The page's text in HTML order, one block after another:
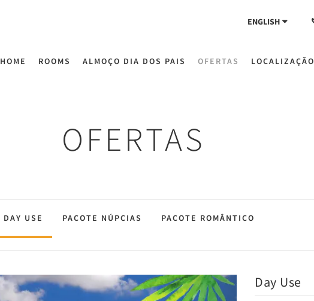
ENGLISH
HOME ROOMS ALMOÇO DIA DOS PAIS OFERTAS LOCALIZAÇÃO
OFERTAS
DAY USE PACOTE NÚPCIAS PACOTE ROMÂNTICO
Next Day Use